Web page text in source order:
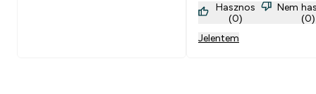
Hasznos
(0)
Nem
(0)
Jelentem